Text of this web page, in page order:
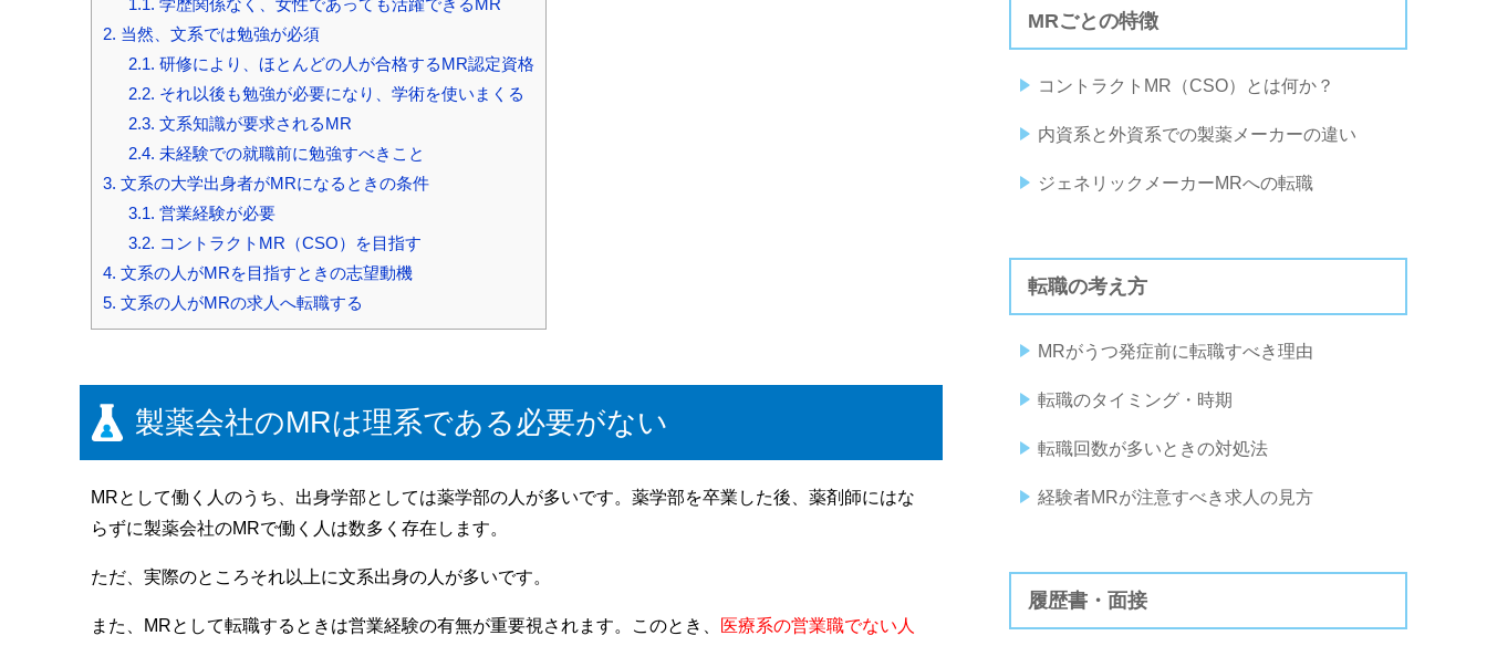
1.1. 学歴関係なく、女性であっても活躍できるMR
2. 当然、文系では勉強が必須
2.1. 研修により、ほとんどの人が合格するMR認定資格
2.2. それ以後も勉強が必要になり、学術を使いまくる
2.3. 文系知識が要求されるMR
2.4. 未経験での就職前に勉強すべきこと
3. 文系の大学出身者がMRになるときの条件
3.1. 営業経験が必要
3.2. コントラクトMR（CSO）を目指す
4. 文系の人がMRを目指すときの志望動機
5. 文系の人がMRの求人へ転職する
製薬会社のMRは理系である必要がない
MRとして働く人のうち、出身学部としては薬学部の人が多いです。薬学部を卒業した後、薬剤師にはな
らずに製薬会社のMRで働く人は数多く存在します。
ただ、実際のところそれ以上に文系出身の人が多いです。
また、MRとして転職するときは営業経験の有無が重要視されます。このとき、
医療系の営業職でない人
MRごとの特徴
コントラクトMR（CSO）とは何か？
内資系と外資系での製薬メーカーの違い
ジェネリックメーカーMRへの転職
転職の考え方
MRがうつ発症前に転職すべき理由
転職のタイミング・時期
転職回数が多いときの対処法
経験者MRが注意すべき求人の見方
履歴書・面接